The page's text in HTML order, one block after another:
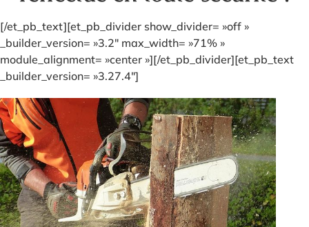
[/et_pb_text][et_pb_divider show_divider= »off »
_builder_version= »3.2″ max_width= »71% »
module_alignment= »center »][/et_pb_divider][et_pb_text
_builder_version= »3.27.4″]